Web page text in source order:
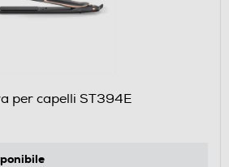
per capelli ST394E